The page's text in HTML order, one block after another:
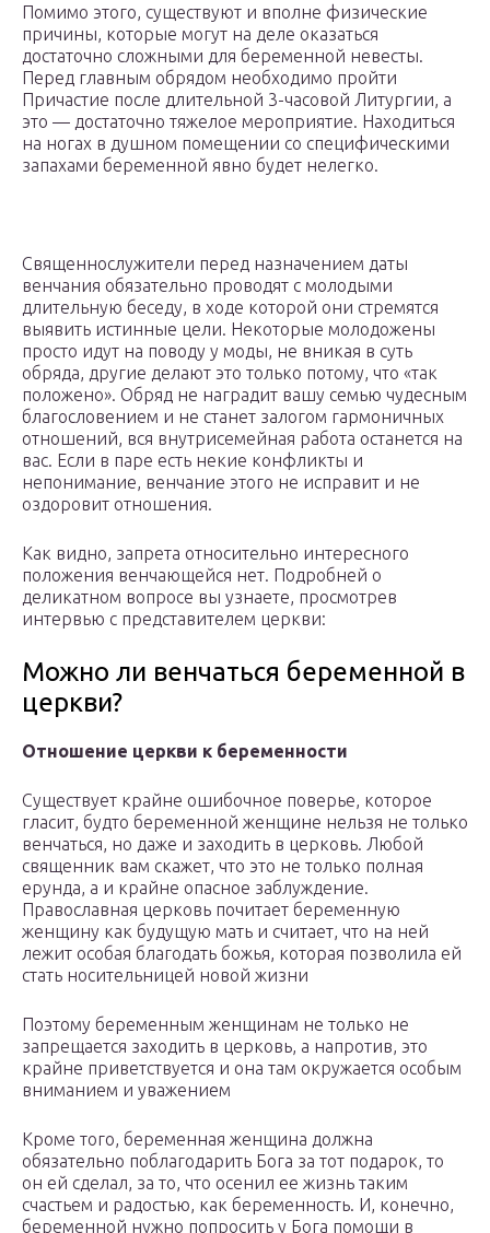
Помимо этого, существуют и вполне физические
причины, которые могут на деле оказаться
достаточно сложными для беременной невесты.
Перед главным обрядом необходимо пройти
Причастие после длительной 3-часовой Литургии, а
это — достаточно тяжелое мероприятие. Находиться
на ногах в душном помещении со специфическими
запахами беременной явно будет нелегко.
Священнослужители перед назначением даты
венчания обязательно проводят с молодыми
длительную беседу, в ходе которой они стремятся
выявить истинные цели. Некоторые молодожены
просто идут на поводу у моды, не вникая в суть
обряда, другие делают это только потому, что «так
положено». Обряд не наградит вашу семью чудесным
благословением и не станет залогом гармоничных
отношений, вся внутрисемейная работа останется на
вас. Если в паре есть некие конфликты и
непонимание, венчание этого не исправит и не
оздоровит отношения.
Как видно, запрета относительно интересного
положения венчающейся нет. Подробней о
деликатном вопросе вы узнаете, просмотрев
интервью с представителем церкви:
Можно ли венчаться беременной в
церкви?
Отношение церкви к беременности
Существует крайне ошибочное поверье, которое
гласит, будто беременной женщине нельзя не только
венчаться, но даже и заходить в церковь. Любой
священник вам скажет, что это не только полная
ерунда, а и крайне опасное заблуждение.
Православная церковь почитает беременную
женщину как будущую мать и считает, что на ней
лежит особая благодать божья, которая позволила ей
стать носительницей новой жизни
Поэтому беременным женщинам не только не
запрещается заходить в церковь, а напротив, это
крайне приветствуется и она там окружается особым
вниманием и уважением
Кроме того, беременная женщина должна
обязательно поблагодарить Бога за тот подарок, то
он ей сделал, за то, что осенил ее жизнь таким
счастьем и радостью, как беременность. И, конечно,
беременной нужно попросить у Бога помощи в